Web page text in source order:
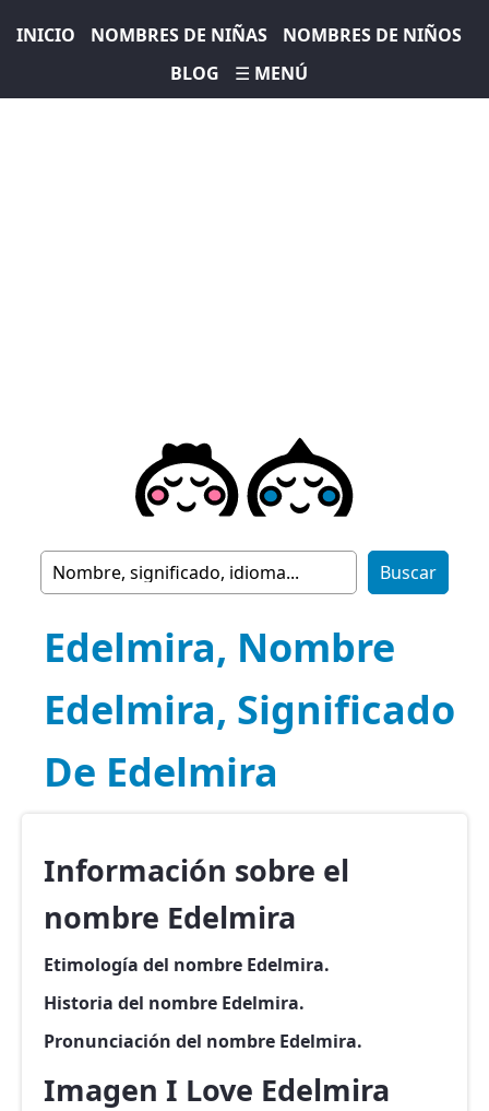
INICIO NOMBRES DE NIÑAS
NOMBRES DE NIÑOS
BLOG
☰ MENÚ
Edelmira, Nombre
Edelmira, Significado
De Edelmira
Información sobre el
nombre Edelmira
Etimología del nombre Edelmira.
Historia del nombre Edelmira.
Pronunciación del nombre Edelmira.
Imagen I Love Edelmira